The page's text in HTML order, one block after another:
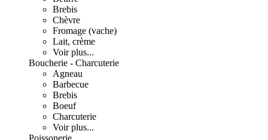
Brebis
Chèvre
Fromage (vache)
Lait, crème
Voir plus...
Boucherie - Charcuterie
Agneau
Barbecue
Brebis
Boeuf
Charcuterie
Voir plus...
Poissonerie